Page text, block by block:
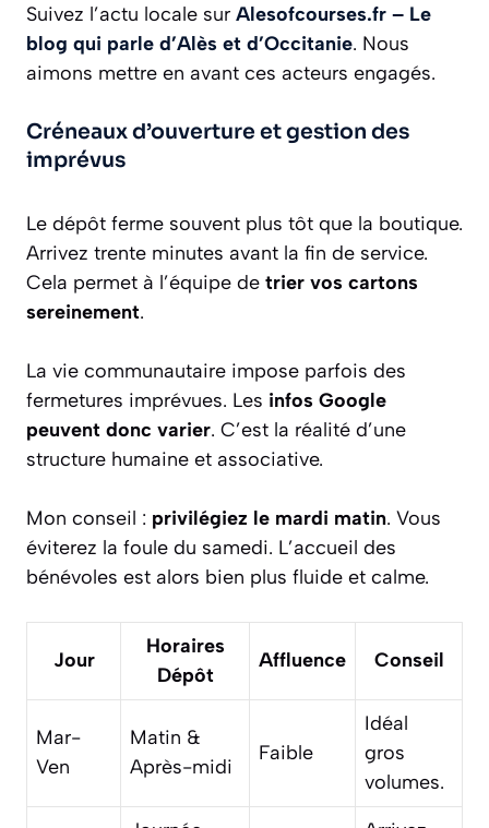
Suivez l’actu locale sur Alesofcourses.fr – Le
blog qui parle d’Alès et d’Occitanie. Nous
aimons mettre en avant ces acteurs engagés.
Créneaux d’ouverture et gestion des
imprévus
Le dépôt ferme souvent plus tôt que la boutique.
Arrivez trente minutes avant la fin de service.
Cela permet à l’équipe de trier vos cartons
sereinement.
La vie communautaire impose parfois des
fermetures imprévues. Les infos Google
peuvent donc varier. C’est la réalité d’une
structure humaine et associative.
Mon conseil : privilégiez le mardi matin. Vous
éviterez la foule du samedi. L’accueil des
bénévoles est alors bien plus fluide et calme.
Jour
Horaires
Dépôt
Affluence Conseil
Mar-
Ven
Matin &
Après-midi
Faible
Idéal
gros
volumes.